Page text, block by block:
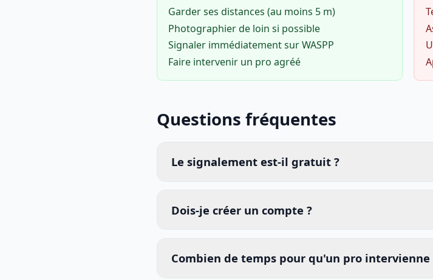
Garder ses distances (au moins 5 m)
Photographier de loin si possible
Signaler immédiatement sur WASPP
Faire intervenir un pro agréé
Questions fréquentes
Le signalement est-il gratuit ?
Dois-je créer un compte ?
Combien de temps pour qu'un pro intervienne